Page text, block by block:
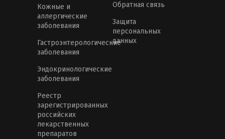
Кожные и
аллергические
заболевания
Гастроэнтерологические
заболевания
Эндокринологические
заболевания
Реестр
зарегистрированных
российских
лекарственных
препаратов
Обратная связь
Защита
персональных
данных